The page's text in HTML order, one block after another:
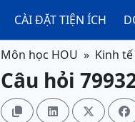
CÀI ĐẶT TIỆN ÍCH
Môn học HOU Kinh
Câu hỏi
   